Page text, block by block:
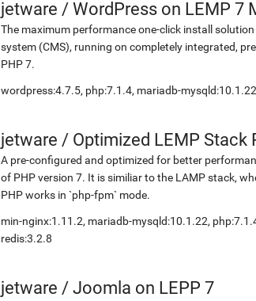
jetware / WordPress on LEMP 7
The maximum performance one-click install
system (CMS), running on completely integrated,
PHP 7.
wordpress:4.7.5, php:7.1.4, mariadb-
jetware / Optimized LEMP Stack
A pre-configured and optimized for better
of PHP version 7. It is similiar to the LAMP stack,
PHP works in `php-fpm` mode.
min-nginx:1.11.2, mariadb-mysqld:10.1.22,
redis:3.2.8
jetware / Joomla on LEPP 7